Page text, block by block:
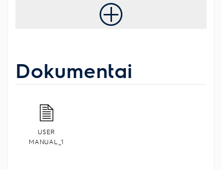
Dokumentai
USER
MANUAL_1